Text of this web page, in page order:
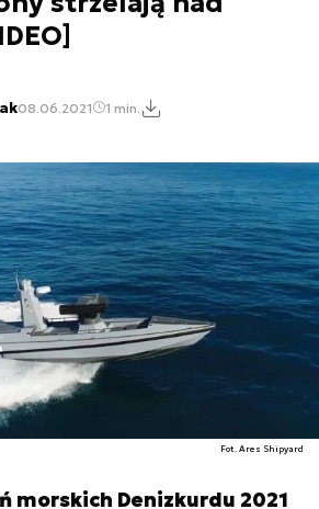
08.06.2021 1 min.
Fot. Ares Shipyard
morskich Denizkurdu 2021